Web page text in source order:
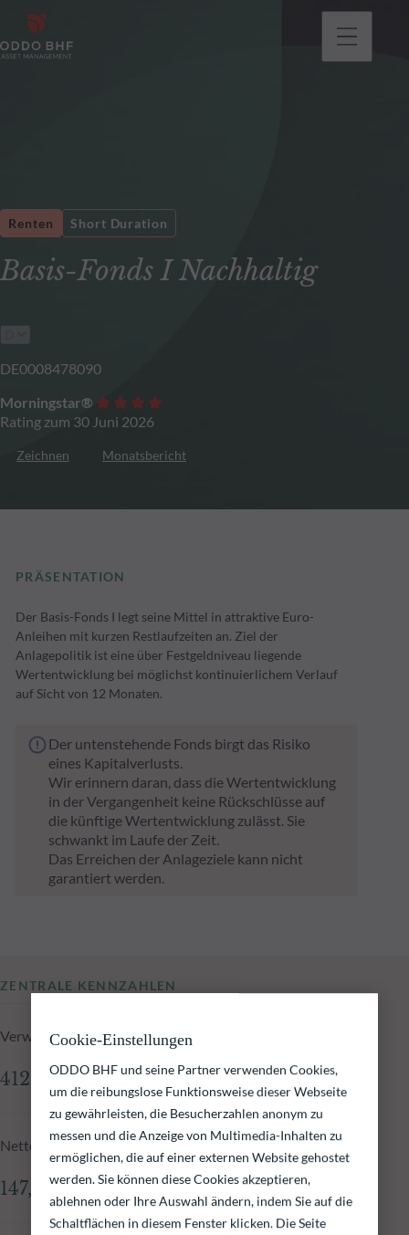
Basis-Fonds I Nachhaltig
Renten Short Duration
DE0008478090
Morningstar®
Rating zum 30 Juni 2026
Zeichnen Monatsbericht
PRÄSENTATION
Der Basis-Fonds I legt seine Mittel in attraktive Euro-
Anleihen mit kurzen Restlaufzeiten an. Ziel der
Anlagepolitik ist eine über Festgeldniveau liegende
Wertentwicklung bei möglichst kontinuierlichem Verlauf
auf Sicht von 12 Monaten.
Der untenstehende Fonds birgt das Risiko
eines Kapitalverlusts.
Wir erinnern daran, dass die Wertentwicklung
in der Vergangenheit keine Rückschlüsse auf
die künftige Wertentwicklung zulässt. Sie
schwankt im Laufe der Zeit.
Das Erreichen der Anlageziele kann nicht
garantiert werden.
ZENTRALE KENNZAHLEN
Verwaltetes Fondsvolumen zum 05.08.2026
412,62 Mio.€
Nettoinventarwert zum 05.08.2026
147,38 €
Cookie-Einstellungen
ODDO BHF und seine Partner verwenden Cookies,
um die reibungslose Funktionsweise dieser Webseite
zu gewährleisten, die Besucherzahlen anonym zu
messen und die Anzeige von Multimedia-Inhalten zu
ermöglichen, die auf einer externen Website gehostet
werden. Sie können diese Cookies akzeptieren,
ablehnen oder Ihre Auswahl ändern, indem Sie auf die
Schaltflächen in diesem Fenster klicken. Die Seite